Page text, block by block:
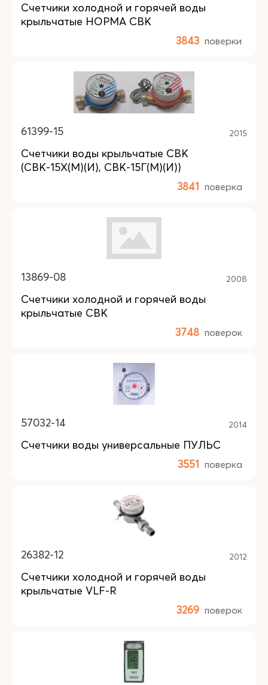
Счетчики холодной и горячей воды
крыльчатые НОРМА СВК
3843 поверки
61399-15 2015
Счетчики воды крыльчатые СВК
(СВК-15Х(М)(И), СВК-15Г(М)(И))
3841 поверка
13869-08 2008
Счетчики холодной и горячей воды
крыльчатые СВК
3748 поверок
57032-14 2014
Счетчики воды универсальные ПУЛЬС
3551 поверка
26382-12 2012
Счетчики холодной и горячей воды
крыльчатые VLF-R
3269 поверок